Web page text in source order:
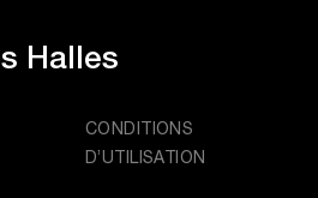
Halles
CONDITIONS
D’UTILISATION